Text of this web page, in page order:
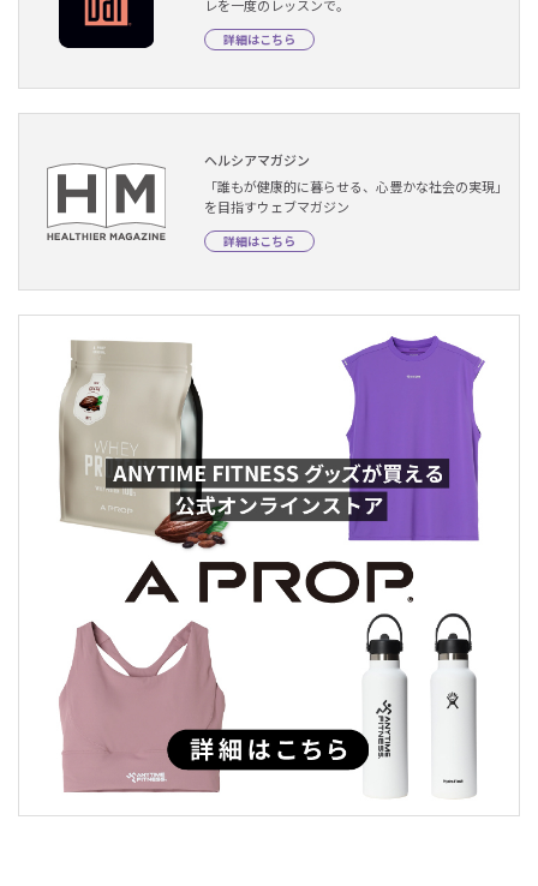
レを一度のレッスンで。
詳細はこちら
ヘルシアマガジン
「誰もが健康的に暮らせる、心豊かな社会の実現」
を目指すウェブマガジン
詳細はこちら